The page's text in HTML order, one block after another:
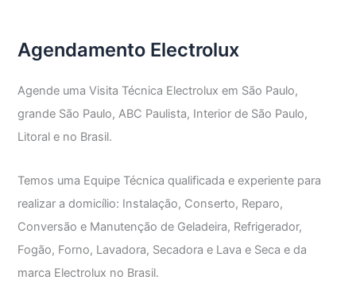
Agendamento Electrolux
Agende uma Visita Técnica Electrolux em São Paulo,
grande São Paulo, ABC Paulista, Interior de São Paulo,
Litoral e no Brasil.
Temos uma Equipe Técnica qualificada e experiente para
realizar a domicílio: Instalação, Conserto, Reparo,
Conversão e Manutenção de Geladeira, Refrigerador,
Fogão, Forno, Lavadora, Secadora e Lava e Seca e da
marca Electrolux no Brasil.